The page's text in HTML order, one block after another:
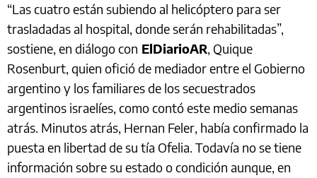
“Las cuatro están subiendo al helicóptero para ser
trasladadas al hospital, donde serán rehabilitadas”,
sostiene, en diálogo con ElDiarioAR, Quique
Rosenburt, quien ofició de mediador entre el Gobierno
argentino y los familiares de los secuestrados
argentinos israelíes, como contó este medio semanas
atrás. Minutos atrás, Hernan Feler, había confirmado la
puesta en libertad de su tía Ofelia. Todavía no se tiene
información sobre su estado o condición aunque, en